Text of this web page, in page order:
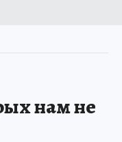
нам не